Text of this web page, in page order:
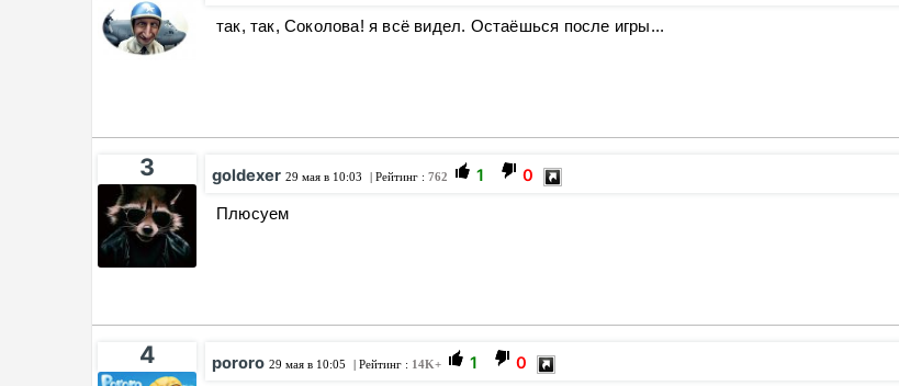
так, так, Соколова! я всё видел. Остаёшься после игры...
3 goldexer 29 мая в 10:03 | Рейтинг : 762 1 0
Плюсуем
4 pororo 29 мая в 10:05 | Рейтинг : 14K+ 1 0